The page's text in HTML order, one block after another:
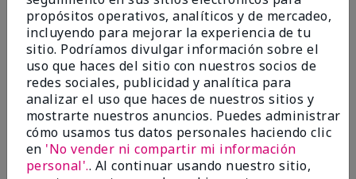
¿Le ha resultado útil esta
opinión?
0 0
Marcar esta opinión
5
propósitos operativos, analíticos y de mercadeo,
incluyendo para mejorar la experiencia de tu
sitio. Podríamos divulgar información sobre el
uso que haces del sitio con nuestros socios de
redes sociales, publicidad y analítica para
analizar el uso que haces de nuestros sitios y
mostrarte nuestros anuncios. Puedes administrar
cómo usamos tus datos personales haciendo clic
en 'No vender ni compartir mi información
personal'.. Al continuar usando nuestro sitio,